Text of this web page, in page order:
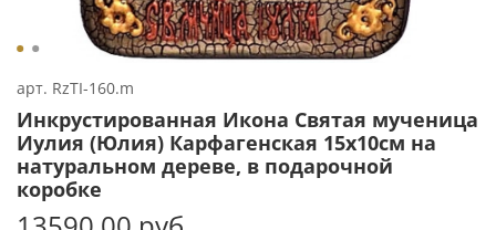
арт. RzTI-160.m
Инкрустированная Икона Святая мученица
Иулия (Юлия) Карфагенская 15х10см на
натуральном дереве, в подарочной
коробке